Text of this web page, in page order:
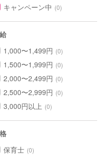
キャンペーン中 (0)
1,000〜1,499円 (0)
1,500〜1,999円 (0)
2,000〜2,499円 (0)
2,500〜2,999円 (0)
3,000円以上 (0)
保育士 (0)